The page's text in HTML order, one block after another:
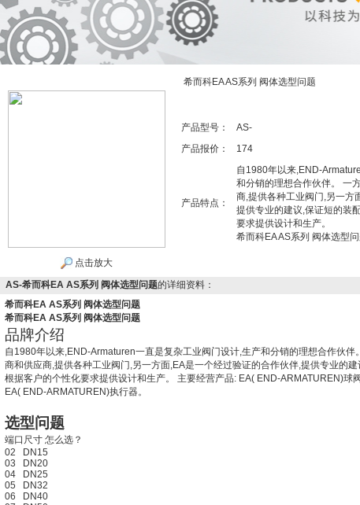
希而科EA AS系列 阀体选型问题
点击放大
产品型号：
AS-
产品报价：
174
产品特点：
自1980年以来,END-
和分销的理想合作伙伴。 一
商,提供各种工业阀门,另一方
提供专业的建议,保证短的装
要求提供设计和生产。
希而科EA AS系列 阀体选型
AS-希而科EA AS系列 阀体选型问题的详细资料：
希而科EA AS系列 阀体选型问题
希而科EA AS系列 阀体选型问题
品牌介绍
自 1980年以来,END-Armaturen一直是复杂工业阀门设计,生产和分销的理想合作伙伴。
商和供应商,提供各种工业阀门,另一方面,EA是一个经过验证的合作伙伴,提供专业的建
根据客户的个性化要求提供设计和生产。
主要经营产品: EA( END-ARMATUREN)球阀
EA( END-ARMATUREN)执行器。
选型问题
端口尺寸 怎么选？
02
DN15
03
DN20
04
DN25
05
DN32
06
DN40